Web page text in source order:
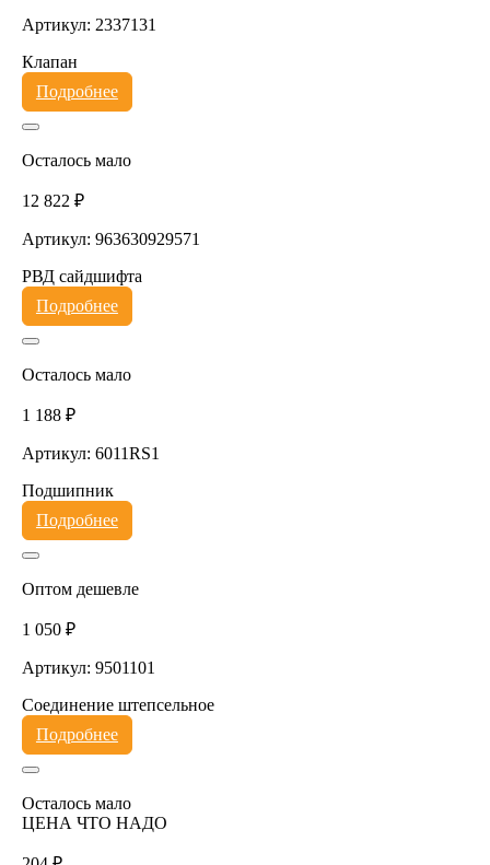
Артикул: 2337131
Клапан
Подробнее
Осталось мало
12 822 ₽
Артикул: 963630929571
РВД сайдшифта
Подробнее
Осталось мало
1 188 ₽
Артикул: 6011RS1
Подшипник
Подробнее
Оптом дешевле
1 050 ₽
Артикул: 9501101
Соединение штепсельное
Подробнее
Осталось мало
ЦЕНА ЧТО НАДО